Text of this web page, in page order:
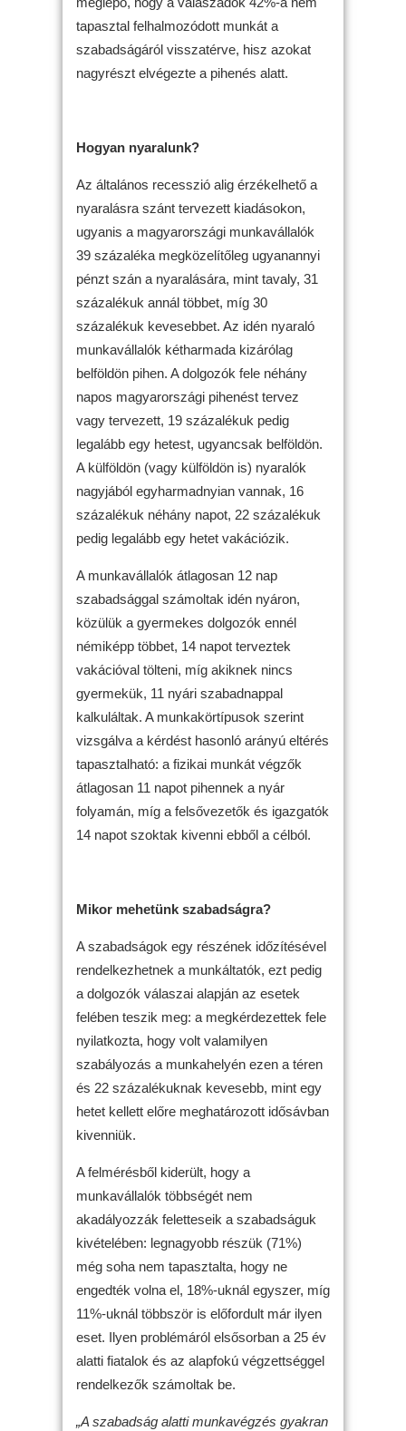
tapasztal felhalmozódott munkát a
szabadságáról visszatérve, hisz azokat
nagyrészt elvégezte a pihenés alatt.
Hogyan nyaralunk?
Az általános recesszió alig érzékelhető a
nyaralásra szánt tervezett kiadásokon,
ugyanis a magyarországi munkavállalók
39 százaléka megközelítőleg ugyanannyi
pénzt szán a nyaralására, mint tavaly, 31
százalékuk annál többet, míg 30
százalékuk kevesebbet. Az idén nyaraló
munkavállalók kétharmada kizárólag
belföldön pihen. A dolgozók fele néhány
napos magyarországi pihenést tervez
vagy tervezett, 19 százalékuk pedig
legalább egy hetest, ugyancsak belföldön.
A külföldön (vagy külföldön is) nyaralók
nagyjából egyharmadnyian vannak, 16
százalékuk néhány napot, 22 százalékuk
pedig legalább egy hetet vakációzik.
A munkavállalók átlagosan 12 nap
szabadsággal számoltak idén nyáron,
közülük a gyermekes dolgozók ennél
némiképp többet, 14 napot terveztek
vakációval tölteni, míg akiknek nincs
gyermekük, 11 nyári szabadnappal
kalkuláltak. A munkakörtípusok szerint
vizsgálva a kérdést hasonló arányú eltérés
tapasztalható: a fizikai munkát végzők
átlagosan 11 napot pihennek a nyár
folyamán, míg a felsővezetők és igazgatók
14 napot szoktak kivenni ebből a célból.
Mikor mehetünk szabadságra?
A szabadságok egy részének időzítésével
rendelkezhetnek a munkáltatók, ezt pedig
a dolgozók válaszai alapján az esetek
felében teszik meg: a megkérdezettek fele
nyilatkozta, hogy volt valamilyen
szabályozás a munkahelyén ezen a téren
és 22 százalékuknak kevesebb, mint egy
hetet kellett előre meghatározott idősávban
kivenniük.
A felmérésből kiderült, hogy a
munkavállalók többségét nem
akadályozzák feletteseik a szabadságuk
kivételében: legnagyobb részük (71%)
még soha nem tapasztalta, hogy ne
engedték volna el, 18%-uknál egyszer, míg
11%-uknál többször is előfordult már ilyen
eset. Ilyen problémáról elsősorban a 25 év
alatti fiatalok és az alapfokú végzettséggel
rendelkezők számoltak be.
„A szabadság alatti munkavégzés gyakran